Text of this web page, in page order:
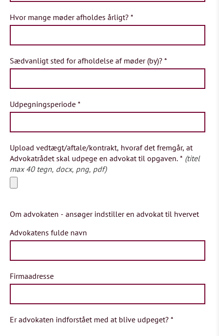
Hvor mange møder afholdes årligt? *
Sædvanligt sted for afholdelse af møder (by)? *
Udpegningsperiode *
Upload vedtægt/aftale/kontrakt, hvoraf det fremgår, at
Advokatrådet skal udpege en advokat til opgaven. * (titel
max 40 tegn, docx, png, pdf)
Om advokaten - ansøger indstiller en advokat til hvervet
Advokatens fulde navn
Firmaadresse
Er advokaten indforstået med at blive udpeget? *